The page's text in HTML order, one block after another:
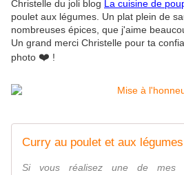
Christelle du joli blog La cuisine de
poulet aux légumes. Un plat plein de
nombreuses épices, que j'aime
Un grand merci Christelle pour ta
photo ❤️ !
Si vous réalisez une de mes